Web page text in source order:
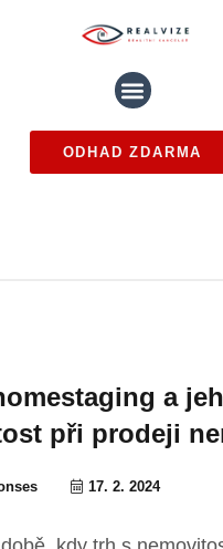
ODHAD ZDARMA
a
při prodeji
17. 2. 2024